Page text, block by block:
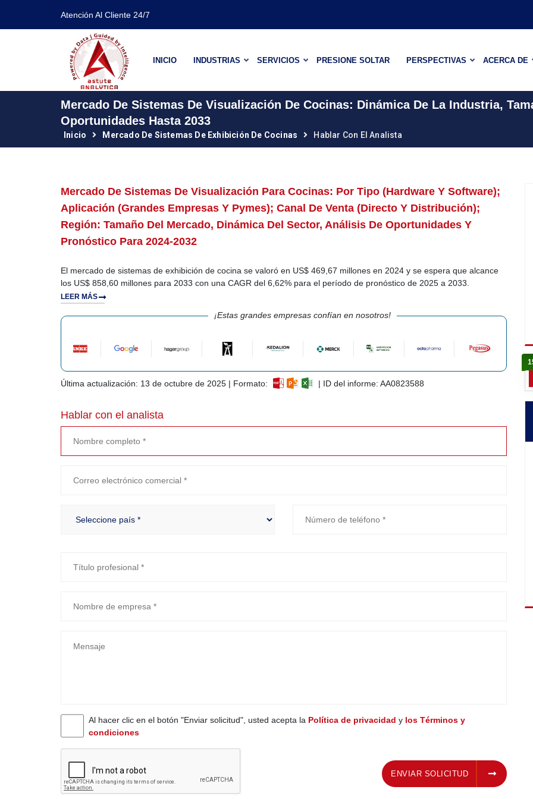
Atención Al Cliente 24/7
INICIO INDUSTRIAS SERVICIOS PRESIONE SOLTAR PERSPECTIVAS ACERCA DE
Mercado De Sistemas De Visualización De Cocinas: Dinámica De La Industria,
Oportunidades Hasta 2033
Inicio Mercado De Sistemas De Exhibición De Cocinas Hablar Con El Analista
Mercado De Sistemas De Visualización Para Cocinas: Por Tipo (hardware Y Software);
Aplicación (grandes Empresas Y Pymes); Canal De Venta (directo Y Distribución);
Región: Tamaño Del Mercado, Dinámica Del Sector, Análisis De Oportunidades Y
Pronóstico Para 2024-2032
El mercado de sistemas de exhibición de cocina se valoró en US$ 469,67 millones en 2024 y se espera que alcance
los US$ 858,60 millones para 2033 con una CAGR del 6,62% para el período de pronóstico de 2025 a 2033.
LEER MÁS
¡Estas grandes empresas confían en nosotros!
Última actualización: 13 de octubre de 2025 | Formato: | ID del informe: AA0823588
Hablar con el analista
Al hacer clic en el botón "Enviar solicitud", usted acepta la Política de privacidad y los Términos y
condiciones
ENVIAR SOLICITUD